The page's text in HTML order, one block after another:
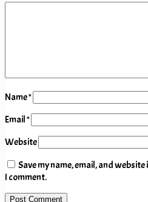
Name*
Email*
Website
Save my name, email, and
I comment.